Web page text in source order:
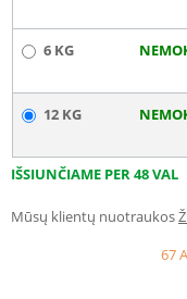
6 KG
12 KG
IŠSIUNČIAME PER 48 VAL
Mūsų klientų nuotraukos
67